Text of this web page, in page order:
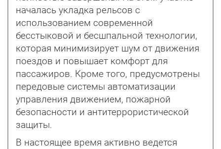
началась укладка рельсов с
использованием современной
бесстыковой и бесшпальной технологии,
которая минимизирует шум от движения
поездов и повышает комфорт для
пассажиров. Кроме того, предусмотрены
передовые системы автоматизации
управления движением, пожарной
безопасности и антитеррористической
защиты.
В настоящее время активно ведется